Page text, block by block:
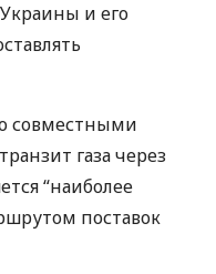
Украины и его
совместными
газа через
“наиболее
поставок